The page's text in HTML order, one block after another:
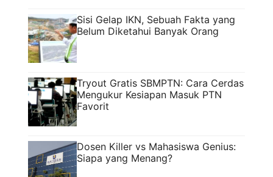
Sisi Gelap IKN, Sebuah Fakta yang
Belum Diketahui Banyak Orang
Tryout Gratis SBMPTN: Cara Cerdas
Mengukur Kesiapan Masuk PTN
Favorit
Dosen Killer vs Mahasiswa Genius:
Siapa yang Menang?